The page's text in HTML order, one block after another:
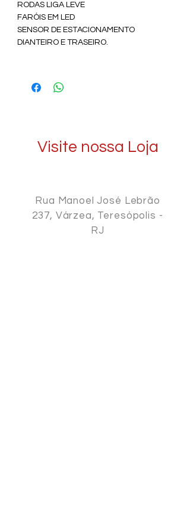
RODAS LIGA LEVE
FARÓIS EM LED
SENSOR DE ESTACIONAMENTO
DIANTEIRO E TRASEIRO.
Visite nossa Loja
Rua Manoel José Lebrão
237, Várzea, Teresópolis -
RJ